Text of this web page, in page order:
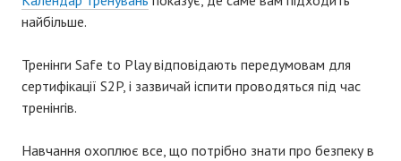
найбільше.
Тренінги Safe to Play відповідають передумовам для
сертифікації S2P, і зазвичай іспити проводяться під час
тренінгів.
Навчання охоплює все, що потрібно знати про безпеку в